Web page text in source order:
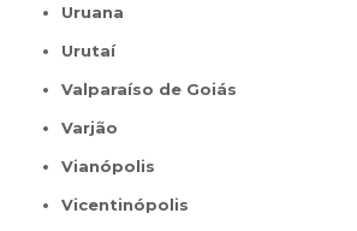
Uruana
Urutaí
Valparaíso de Goiás
Varjão
Vianópolis
Vicentinópolis